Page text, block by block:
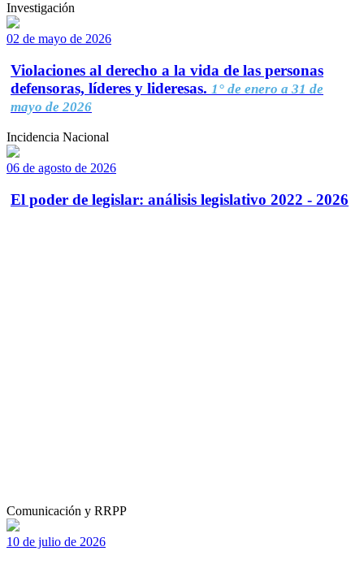
Investigación
02 de mayo de 2026
Violaciones al derecho a la vida de las personas
defensoras, líderes y lideresas. 1° de enero a 31 de
mayo de 2026
Incidencia Nacional
06 de agosto de 2026
El poder de legislar: análisis legislativo 2022 - 2026
Comunicación y RRPP
10 de julio de 2026